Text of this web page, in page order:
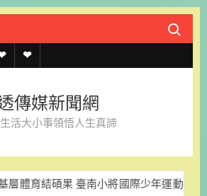
Search
聯
我
官
LINE
傳媒新聞網
活大小事領悟人生真諦
小將國際少年運動會亮眼奪牌